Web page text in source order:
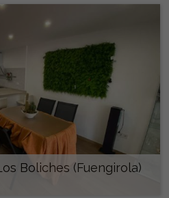
Boliches (Fuengirola)